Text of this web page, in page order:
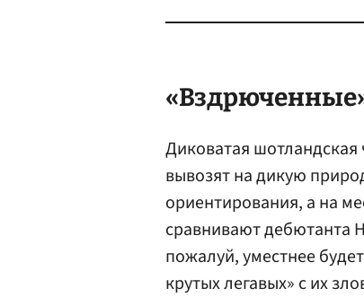
Диковатая
вывозят на дикую
ориентирования, а на
сравнивают дебютанта
пожалуй, уместнее
крутых легавых» с их